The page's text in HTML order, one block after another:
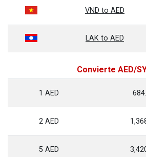
VND to AED
LAK to AED
Convierte AED/
1 AED
2 AED
5 AED